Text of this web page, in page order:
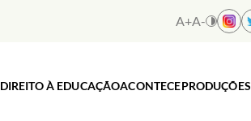
A+A-
DIREITO À EDUCAÇÃOACONTECEPRODUÇÕES